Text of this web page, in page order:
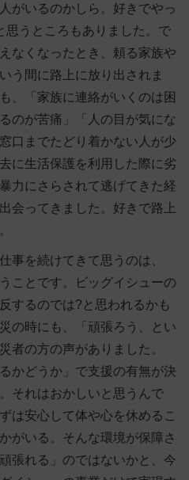
がいるのかしら。好きでやっ
思うところもありました。で
なくなったとき、頼る家族や
う間に路上に放り出されま
、「家族に連絡がいくのは困
のが苦痛」「人の目が気にな
口までたどり着かない人が少
に生活保護を利用した際に劣
力にさらされて逃げてきた経
会ってきました。好きで路上
事を続けてきて思うのは、
ことです。ビッグイシューの
するのでは?と思われるかも
の時にも、「頑張ろう、とい
者の方の声がありました。
かどうか」で支援の有無が決
それはおかしいと思うんで
は安心して体や心を休めるこ
がいる。そんな環境が保障さ
張れる」のではないかと、今